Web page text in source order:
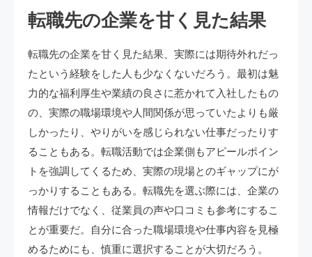
転職先の企業を甘く見た結果
転職先の企業を甘く見た結果、実際には期待外れだっ
たという経験をした人も少なくないだろう。最初は魅
力的な福利厚生や業績の良さに惹かれて入社したもの
の、実際の職場環境や人間関係が思っていたよりも厳
しかったり、やりがいを感じられない仕事だったりす
ることもある。転職活動では企業側もアピールポイン
トを強調してくるため、実際の現場とのギャップにが
っかりすることもある。転職先を選ぶ際には、企業の
情報だけでなく、従業員の声や口コミも参考にするこ
とが重要だ。自分に合った職場環境や仕事内容を見極
めるためにも、慎重に選択することが大切だろう。